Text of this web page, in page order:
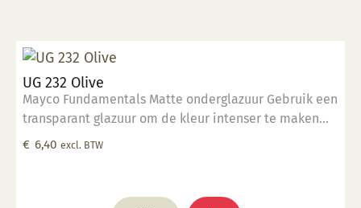
UG 232 Olive
Mayco Fundamentals Matte onderglazuur Gebruik een
transparant glazuur om de kleur intenser te maken
Geschikt voor gebruiksgoed mits er een transparant
€ 6,40 excl. BTW